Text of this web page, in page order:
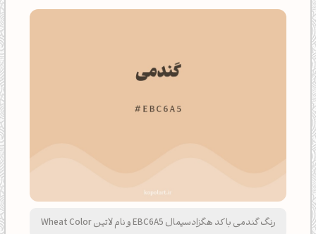
رنگ گندمی با کد هگزادسیمال EBC6A5 و نام لاتین Wheat Color